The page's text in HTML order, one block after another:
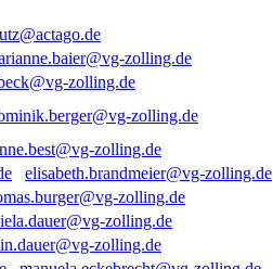
zolling.de
zolling.de
zolling.de
zolling.de
elisabeth.brandmeier@vg-zolling.de
zolling.de
zolling.de
zolling.de